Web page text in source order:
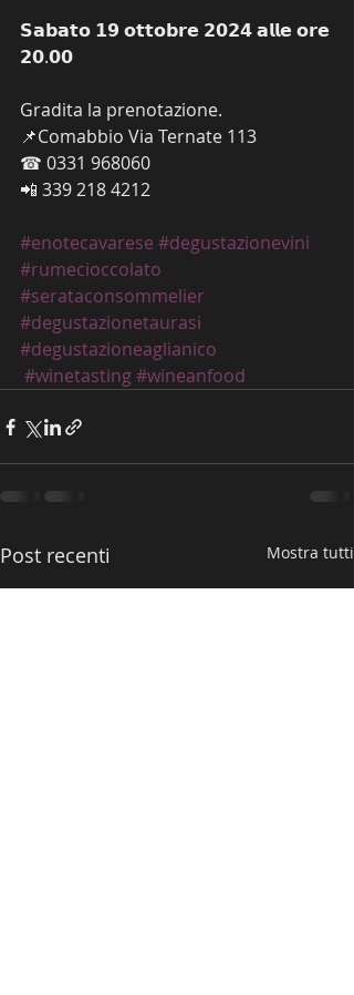
𝗦𝗮𝗯𝗮𝘁𝗼 𝟭𝟵 𝗼𝘁𝘁𝗼𝗯𝗿𝗲 𝟮𝟬𝟮𝟰 𝗮𝗹𝗹𝗲 𝗼𝗿𝗲
𝟮𝟬.𝟬𝟬
Gradita la prenotazione.
📌Comabbio Via Ternate 113
☎ 0331 968060
📲 339 218 4212
#enotecavarese #degustazionevini
#rumecioccolato
#serataconsommelier
#degustazionetaurasi
#degustazioneaglianico
#winetasting#wineanfood
Post recenti Mostra tutti